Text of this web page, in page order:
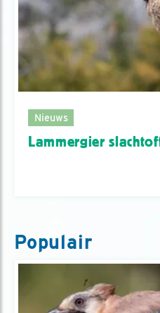
Nieuws
Lammergier
Populair